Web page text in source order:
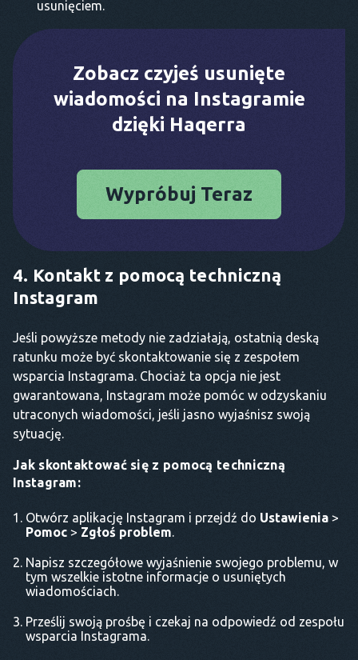
usunięciem.
Zobacz czyjeś usunięte
wiadomości na Instagramie
dzięki Haqerra
Wypróbuj Teraz
4. Kontakt z pomocą techniczną
Instagram
Jeśli powyższe metody nie zadziałają, ostatnią deską
ratunku może być skontaktowanie się z zespołem
wsparcia Instagrama. Chociaż ta opcja nie jest
gwarantowana, Instagram może pomóc w odzyskaniu
utraconych wiadomości, jeśli jasno wyjaśnisz swoją
sytuację.
Jak skontaktować się z pomocą techniczną
Instagram:
Otwórz aplikację Instagram i przejdź do Ustawienia >
Pomoc > Zgłoś problem.
Napisz szczegółowe wyjaśnienie swojego problemu, w
tym wszelkie istotne informacje o usuniętych
wiadomościach.
Prześlij swoją prośbę i czekaj na odpowiedź od zespołu
wsparcia Instagrama.